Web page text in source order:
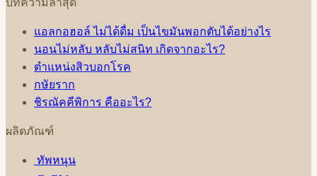
บทความล่าสุด
แอลกอฮอล์ ไม่ได้ดื่ม เป็นไขมันพอกตับได้อย่างไร
นอนไม่หลับ หลับไม่สนิท เกิดจากอะไร?
ตำแหน่งสิวบอกโรค
กษัยราก
ชิรณัคคีพิการ คืออะไร?
ผลิตภัณฑ์
ทัพหนุน